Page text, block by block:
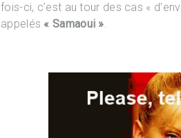
fois-ci, c’est au tour des cas «
appelés« Samaoui ».